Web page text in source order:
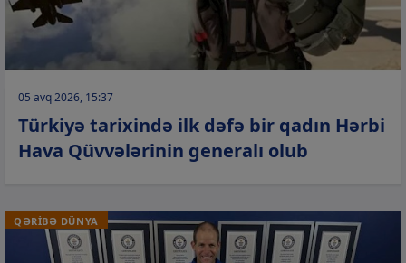
05 avq 2026, 15:37
Türkiyə tarixində ilk dəfə bir qadın Hərbi
Hava Qüvvələrinin generalı olub
QƏRİBƏ DÜNYA